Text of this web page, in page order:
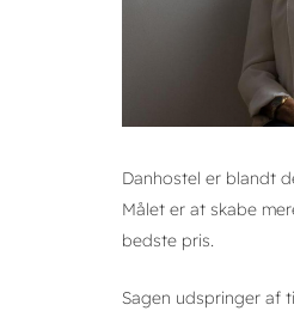
Danhostel er blandt
Målet er at skabe
bedste pris.
Sagen udspringer af